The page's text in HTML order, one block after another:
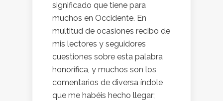
significado que tiene para
muchos en Occidente. En
multitud de ocasiones recibo de
mis lectores y seguidores
cuestiones sobre esta palabra
honorífica, y muchos son los
comentarios de diversa índole
que me habéis hecho llegar;